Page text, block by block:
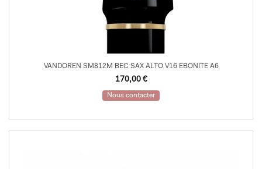
VANDOREN SM812M BEC SAX ALTO V16 EBONITE A6
170,00 €
Nous contacter